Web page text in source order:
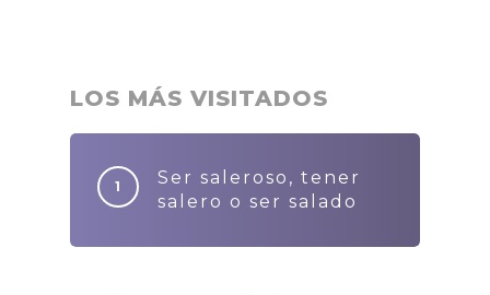
LOS MÁS VISITADOS
Ser saleroso, tener
salero o ser salado